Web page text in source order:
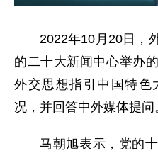
2022年10月20日，
的二十大新闻中心举办
外交思想指引中国特色
况，并回答中外媒体提问
马朝旭表示，党的